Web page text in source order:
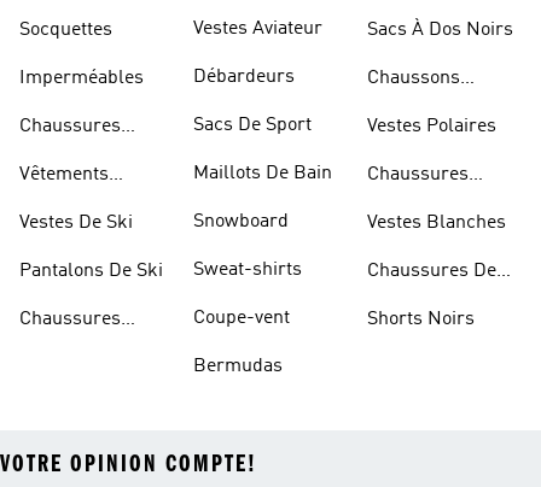
Socquettes
Imperméables
Chaussures
Vêtements
Vestes De Ski
Pantalons De Ski
Chaussures
Vestes Aviateur
Débardeurs
Sacs De Sport
Maillots De Bain
Snowboard
Sweat-shirts
Coupe-vent
Bermudas
Sacs À Dos Noirs
Chaussons
Vestes Polaires
Chaussures
Vestes Blanches
Chaussures De
Shorts Noirs
VOTRE OPINION COMPTE!